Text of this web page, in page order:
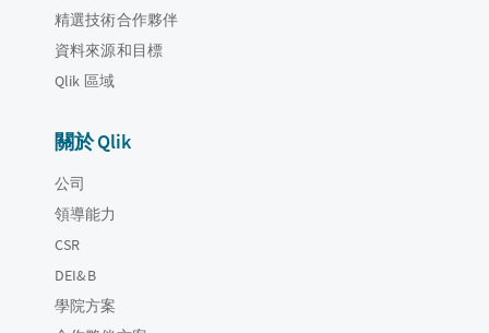
精選技術合作夥伴
資料來源和目標
Qlik 區域
關於 Qlik
公司
領導能力
CSR
DEI&B
學院方案